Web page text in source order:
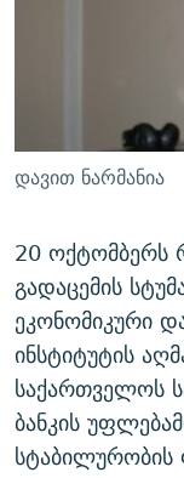
ᲚᲘᲢᲔᲠᲐᲢᲣᲠᲣᲚᲘ
ᲐᲛᲔᲠᲘᲙᲣᲚᲘ
ᲘᲛᲞᲔᲠᲘᲐ ᲓᲐ ᲠᲐᲓᲘᲝ
ᲩᲔᲛᲘ
ᲡᲐᲞᲐᲠᲚᲐᲛᲔᲜᲢᲝ
ᲑᲐᲕᲨᲕᲔᲑᲘ
5 ᲐᲛᲑᲐᲕᲘ - 20
ᲐᲒᲕᲘᲡᲢᲝᲡ ᲝᲛᲘ
ПРИВЕТ
რთე/რთ-ის
დავით ნარმანია
20 ოქტომბერს
გადაცემის
ეკონომიკური
ინსტიტუტის
საქართველოს
ბანკის
სტაბილურობის